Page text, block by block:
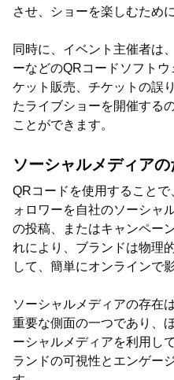
させ、ショーを楽しむため
同時に、イベント主催者は
ーなどのQRコードソフト
ケット販売、チケットの誤
たライブショーを開催する
ことができます。
ソーシャルメディア
QRコードを使用すること
ォロワーを自社のソーシャ
の投稿、またはキャンペー
れにより、ブランドは物理
して、簡単にオンラインで
ソーシャルメディアの存在
重要な側面の一つであり、
ーシャルメディアを利用し
ランドの可視性とエンゲー